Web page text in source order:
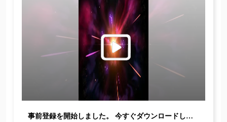
事前登録を開始しました。 今すぐダウンロードしてください。